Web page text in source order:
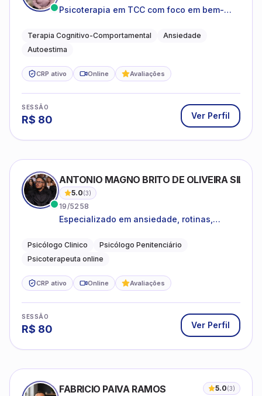
Psicoterapia em TCC com foco em bem-
o cotidiano
Terapia Cognitivo-Comportamental
Ansiedade
Autoestima
CRP ativo Online Avaliações
SESSÃO
R$ 80 Ver Perfil
ANTONIO MAGNO BRITO DE OLIVEIRA SILVA
5.0(3)
19/5258
Especializado em ansiedade, rotinas,
familiares e questões comportamentais.
Psicólogo Clinico
Psicólogo Penitenciário
Psicoterapeuta online
CRP ativo Online Avaliações
SESSÃO
R$ 80 Ver Perfil
FABRICIO PAIVA RAMOS 5.0(3)